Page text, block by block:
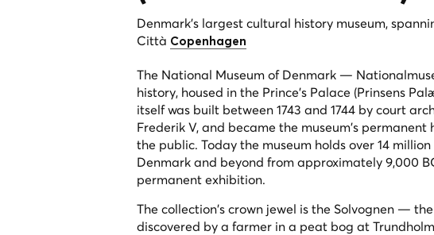
Denmark's largest cultural history museum,
Città Copenhagen
The National Museum of Denmark —
history, housed in the Prince's Palace (Prinsens
itself was built between 1743 and 1744 by court
Frederik V, and became the museum's
the public. Today the museum holds over 14
Denmark and beyond from approximately 9,000
permanent exhibition.
The collection's crown jewel is the Solvognen —
discovered by a farmer in a peat bog at